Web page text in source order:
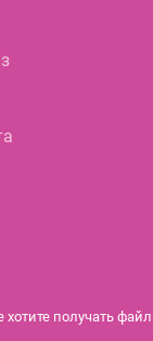
получать